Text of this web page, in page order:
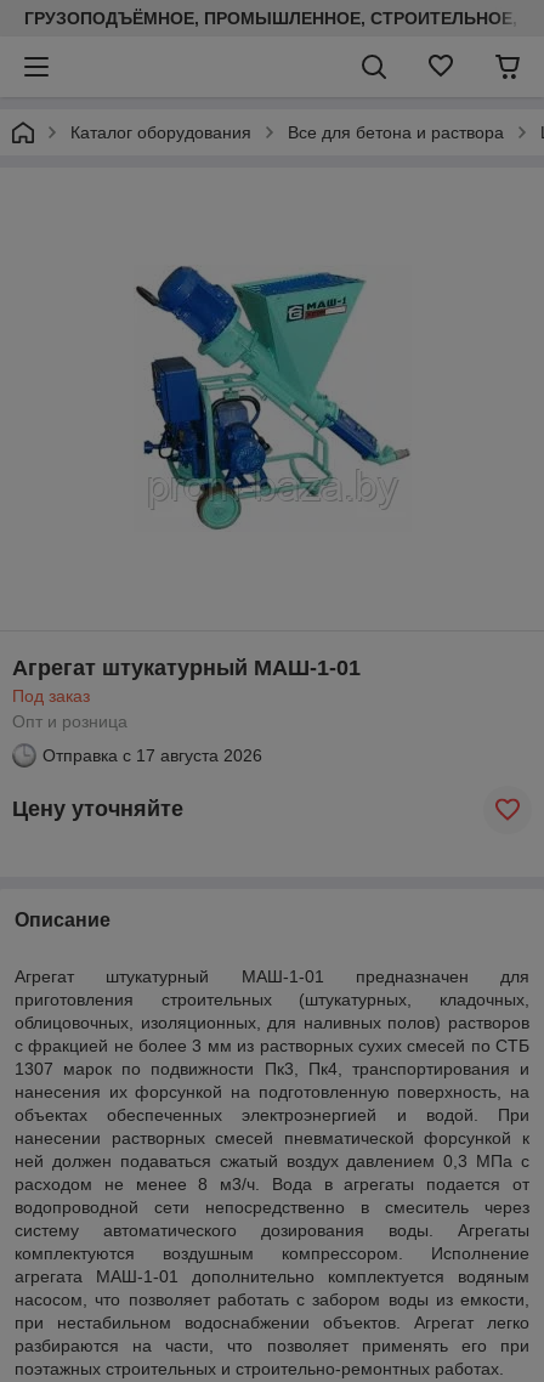
ГРУЗОПОДЪЁМНОЕ, ПРОМЫШЛЕННОЕ, СТРОИТЕЛЬНОЕ,
Каталог оборудования Все для бетона и раствора
Агрегат штукатурный МАШ-1-01
Под заказ
Опт и розница
Отправка с 17 августа 2026
Цену уточняйте
Описание
Агрегат штукатурный МАШ-1-01 предназначен для
приготовления строительных (штукатурных, кладочных,
облицовочных, изоляционных, для наливных полов) растворов
с фракцией не более 3 мм из растворных сухих смесей по СТБ
1307 марок по подвижности Пк3, Пк4, транспортирования и
нанесения их форсункой на подготовленную поверхность, на
объектах обеспеченных электроэнергией и водой. При
нанесении растворных смесей пневматической форсункой к
ней должен подаваться сжатый воздух давлением 0,3 МПа с
расходом не менее 8 м3/ч. Вода в агрегаты подается от
водопроводной сети непосредственно в смеситель через
систему автоматического дозирования воды. Агрегаты
комплектуются воздушным компрессором. Исполнение
агрегата МАШ-1-01 дополнительно комплектуется водяным
насосом, что позволяет работать с забором воды из емкости,
при нестабильном водоснабжении объектов. Агрегат легко
разбираются на части, что позволяет применять его при
поэтажных строительных и строительно-ремонтных работах.